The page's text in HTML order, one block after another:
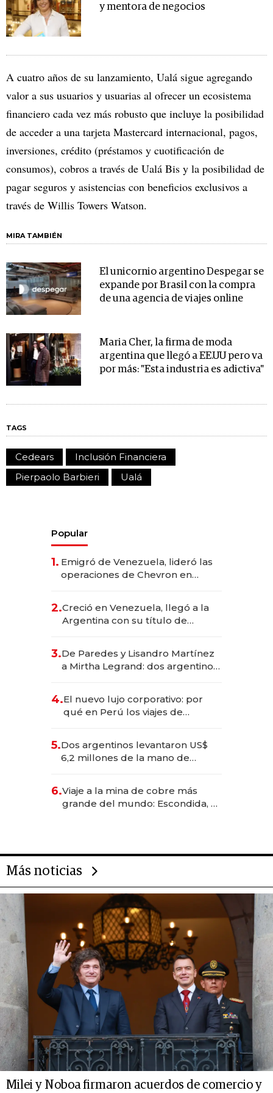
y mentora de negocios
A cuatro años de su lanzamiento, Ualá sigue agregando
valor a sus usuarios y usuarias al ofrecer un ecosistema
financiero cada vez más robusto que incluye la posibilidad
de acceder a una tarjeta Mastercard internacional, pagos,
inversiones, crédito (préstamos y cuotificación de
consumos), cobros a través de Ualá Bis y la posibilidad de
pagar seguros y asistencias con beneficios exclusivos a
través de Willis Towers Watson.
MIRA TAMBIÉN
El unicornio argentino Despegar se
expande por Brasil con la compra
de una agencia de viajes online
Maria Cher, la firma de moda
argentina que llegó a EE.UU pero va
por más: "Esta industria es adictiva"
TAGS
Cedears
Inclusión Financiera
Pierpaolo Barbieri
Ualá
Popular
1. Emigró de Venezuela, lideró las
operaciones de Chevron en
2.Creció en Venezuela, llegó a la
Argentina con su título de
las marcas "fast premium"
3.De Paredes y Lisandro Martínez
a Mirtha Legrand: dos argentinos
4.El nuevo lujo corporativo: por
qué en Perú los viajes de
para convertirse en experiencias
transformadoras
5.Dos argentinos levantaron US$
6,2 millones de la mano de
6.Viaje a la mina de cobre más
grande del mundo: Escondida, el
Más noticias
Milei y Noboa firmaron acuerdos de comercio y